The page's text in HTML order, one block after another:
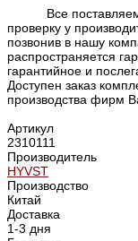
Все
проверку у
позвонив в нашу
распространяется
гарантийное и
Доступен заказ
производства фирм
Артикул
2310111
Производитель
HYVST
Производство
Китай
Доставка
1-3 дня